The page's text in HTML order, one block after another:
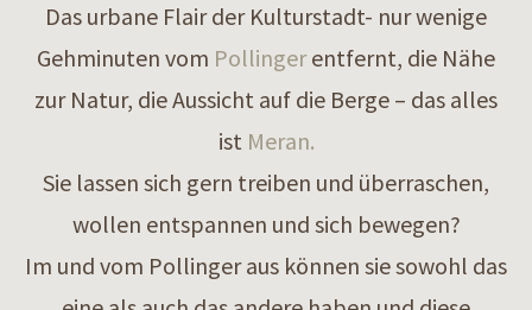
Das urbane Flair der Kulturstadt- nur wenige
Gehminuten vom Pollingerentfernt, die Nähe
zur Natur, die Aussicht auf die Berge – das alles
ist Meran.
Sie lassen sich gern treiben und überraschen,
wollen entspannen und sich bewegen?
Im und vom Pollinger aus können sie sowohl das